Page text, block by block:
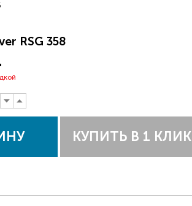
RSG 358
КУПИТЬ В 1 КЛИК